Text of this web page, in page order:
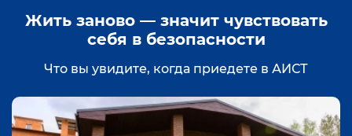
Жить заново — значит чувствовать
себя в безопасности
Что вы увидите, когда приедете в АИСТ